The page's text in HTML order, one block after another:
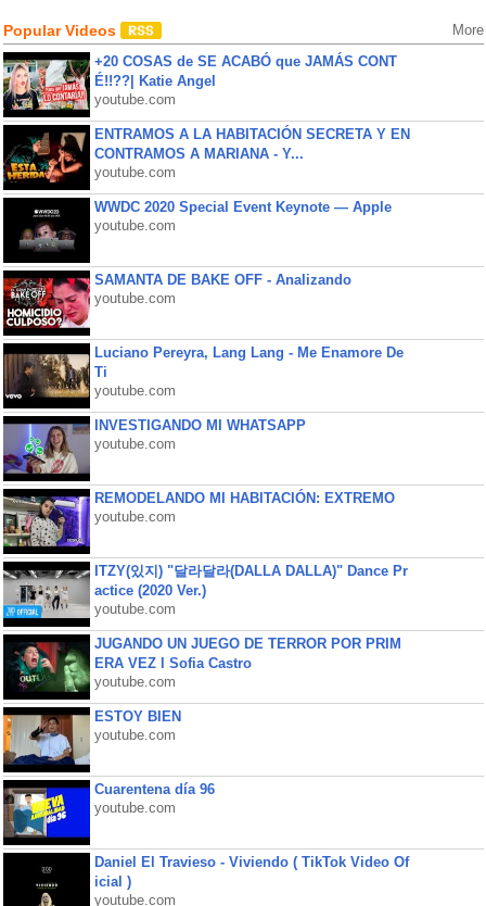
Popular Videos More
+20 COSAS de SE ACABÓ que JAMÁS CONT
É!!??| Katie Angel
youtube.com
ENTRAMOS A LA HABITACIÓN SECRETA Y EN
CONTRAMOS A MARIANA - Y...
youtube.com
WWDC 2020 Special Event Keynote — Apple
youtube.com
SAMANTA DE BAKE OFF - Analizando
youtube.com
Luciano Pereyra, Lang Lang - Me Enamore De
Ti
youtube.com
INVESTIGANDO MI WHATSAPP
youtube.com
REMODELANDO MI HABITACIÓN: EXTREMO
youtube.com
ITZY(있지) "달라달라(DALLA DALLA)" Dance Pr
actice (2020 Ver.)
youtube.com
JUGANDO UN JUEGO DE TERROR POR PRIM
ERA VEZ l Sofia Castro
youtube.com
ESTOY BIEN
youtube.com
Cuarentena día 96
youtube.com
Daniel El Travieso - Viviendo ( TikTok Video Of
icial )
youtube.com